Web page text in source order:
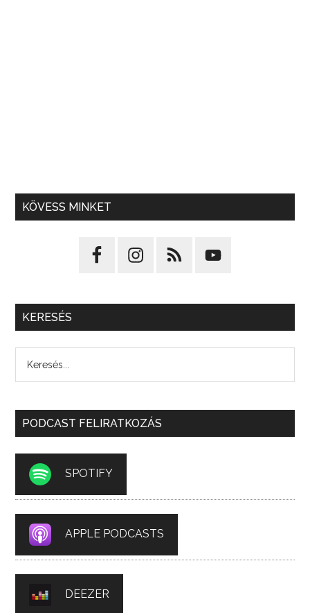
KÖVESS MINKET
KERESÉS
PODCAST FELIRATKOZÁS
SPOTIFY
APPLE PODCASTS
DEEZER